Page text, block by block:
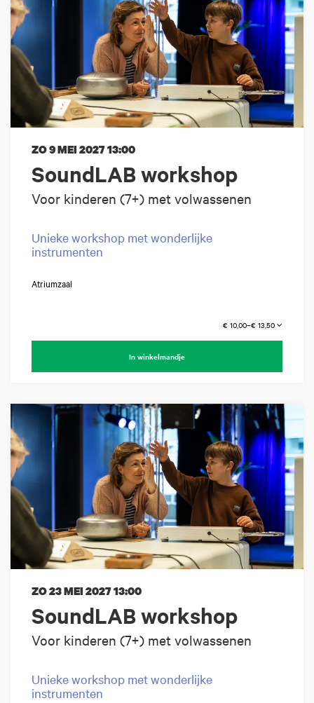
SoundLAB workshop
Voor kinderen (7+) met volwassenen
ZO 9 MEI 202713:00
Unieke workshop met wonderlijke
instrumenten
Atriumzaal
€ 10,00–€ 13,50
In winkelmandje
SoundLAB workshop
Voor kinderen (7+) met volwassenen
ZO 23 MEI 202713:00
Unieke workshop met wonderlijke
instrumenten